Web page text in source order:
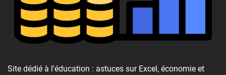
Site dédié à l'éducation : astuces sur Excel, économie et